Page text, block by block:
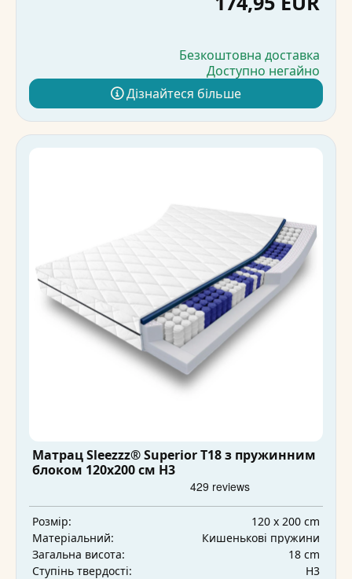
Безкоштовна доставка
Доступно негайно
Дізнайтеся більше
Матрац Sleezzz® Superior T18 з пружинним
блоком 120x200 см H3
Розмір:
120 x 200 cm
Матеріальний:
Кишенькові пружини
Загальна висота:
18 cm
Ступінь твердості:
H3